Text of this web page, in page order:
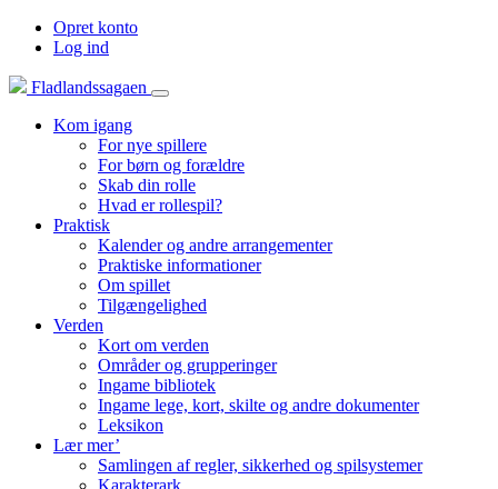
Opret konto
Log ind
Fladlandssagaen
Kom igang
For nye spillere
For børn og forældre
Skab din rolle
Hvad er rollespil?
Praktisk
Kalender og andre arrangementer
Praktiske informationer
Om spillet
Tilgængelighed
Verden
Kort om verden
Områder og grupperinger
Ingame bibliotek
Ingame lege, kort, skilte og andre dokumenter
Leksikon
Lær mer’
Samlingen af regler, sikkerhed og spilsystemer
Karakterark